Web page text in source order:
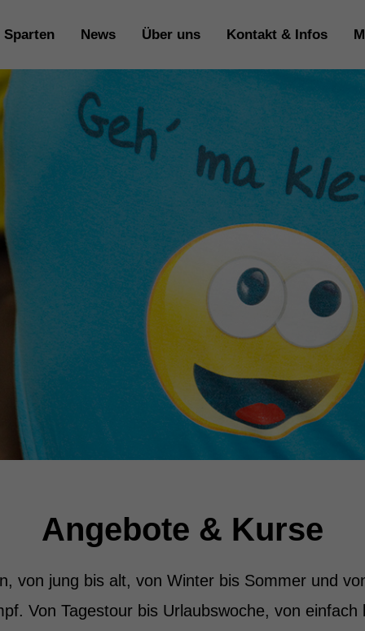
Sparten News Über uns Kontakt & Infos
Angebote & Kurse
von jung bis alt, von Winter bis Sommer und
Von Tagestour bis Urlaubswoche, von einfach